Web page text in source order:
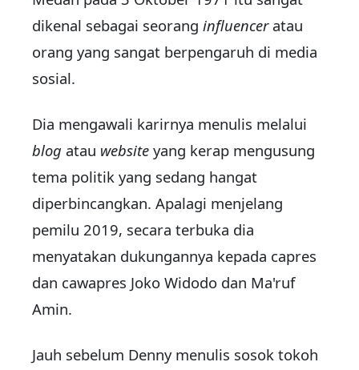
dikenal sebagai seorang influenceratau
orang yang sangat berpengaruh di media
sosial.
Dia mengawali karirnya menulis melalui
blog atau website yang kerap mengusung
tema politik yang sedang hangat
diperbincangkan. Apalagi menjelang
pemilu 2019, secara terbuka dia
menyatakan dukungannya kepada capres
dan cawapres Joko Widodo dan Ma'ruf
Amin.
Jauh sebelum Denny menulis sosok tokoh